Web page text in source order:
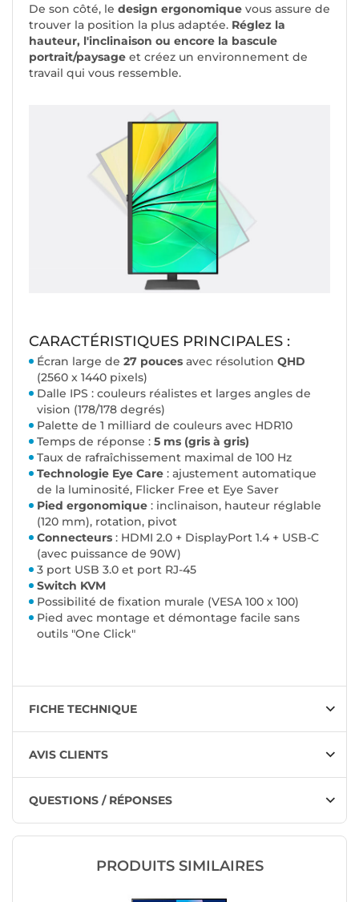
De son côté, le design ergonomique vous assure de
trouver la position la plus adaptée. Réglez la
hauteur, l'inclinaison ou encore la bascule
portrait/paysage et créez un environnement de
travail qui vous ressemble.
CARACTÉRISTIQUES PRINCIPALES :
Écran large de 27 pouces avec résolution QHD
(2560 x 1440 pixels)
Dalle IPS : couleurs réalistes et larges angles de
vision (178/178 degrés)
Palette de 1 milliard de couleurs avec HDR10
Temps de réponse : 5 ms (gris à gris)
Taux de rafraîchissement maximal de 100 Hz
Technologie Eye Care : ajustement automatique
de la luminosité, Flicker Free et Eye Saver
Pied ergonomique : inclinaison, hauteur réglable
(120 mm), rotation, pivot
Connecteurs : HDMI 2.0 + DisplayPort 1.4 + USB-C
(avec puissance de 90W)
3 port USB 3.0 et port RJ-45
Switch KVM
Possibilité de fixation murale (VESA 100 x 100)
Pied avec montage et démontage facile sans
outils "One Click"
FICHE TECHNIQUE
AVIS CLIENTS
QUESTIONS / RÉPONSES
PRODUITS SIMILAIRES